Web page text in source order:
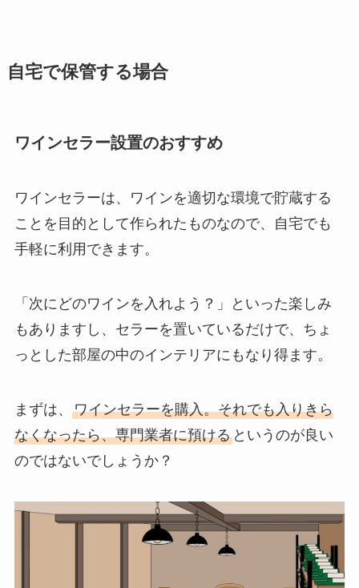
自宅で保管する場合
ワインセラー設置のおすすめ
ワインセラーは、ワインを適切な環境で貯蔵する
ことを目的として作られたものなので、自宅でも
手軽に利用できます。
「次にどのワインを入れよう？」といった楽しみ
もありますし、セラーを置いているだけで、ちょ
っとした部屋の中のインテリアにもなり得ます。
まずは、 ワインセラーを購入。それでも入りきら
なくなったら、専門業者に預けるというのが良い
のではないでしょうか？